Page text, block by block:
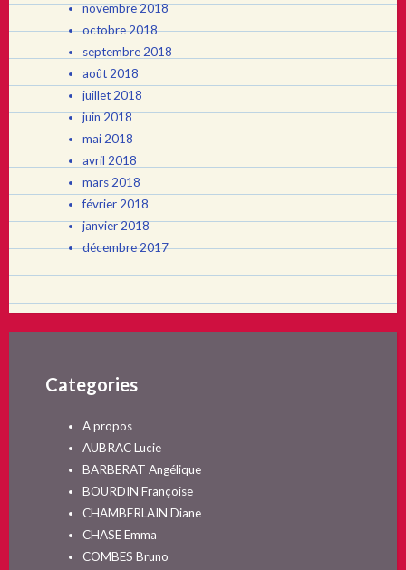
novembre 2018
octobre 2018
septembre 2018
août 2018
juillet 2018
juin 2018
mai 2018
avril 2018
mars 2018
février 2018
janvier 2018
décembre 2017
Categories
A propos
AUBRAC Lucie
BARBERAT Angélique
BOURDIN Françoise
CHAMBERLAIN Diane
CHASE Emma
COMBES Bruno